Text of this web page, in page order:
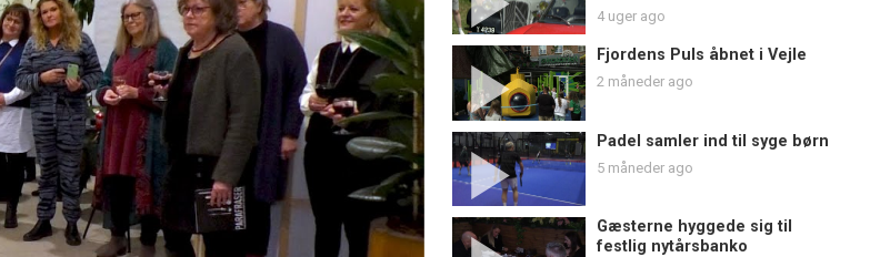
4 uger ago
Fjordens Puls åbnet i Vejle
2 måneder ago
Padel samler ind til syge børn
5 måneder ago
Gæsterne hyggede sig til
festlig nytårsbanko